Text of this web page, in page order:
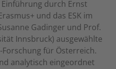
durch Ernst
und das ESK im
Gadinger und Prof.
Innsbruck) ausgewählte
Forschung für Österreich.
analytisch eingeordnet